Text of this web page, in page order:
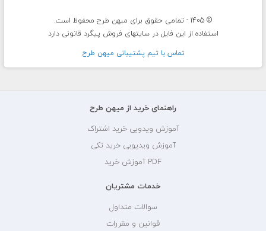
© 1405 - تمامی حقوق برای میهن طرح محفوظ است.
استفاده از این فایل در سایتهای فروش پیگرد قانونی دارد
تماس با تيم پشتيبانی ميهن طرح
راهنمای خرید از میهن طرح
آموزش ویدویی خرید اشتراک
آموزش ویدیویی خرید تکی
PDF آموزش خرید
خدمات مشتریان
سوالات متداول
قوانین و مقررات